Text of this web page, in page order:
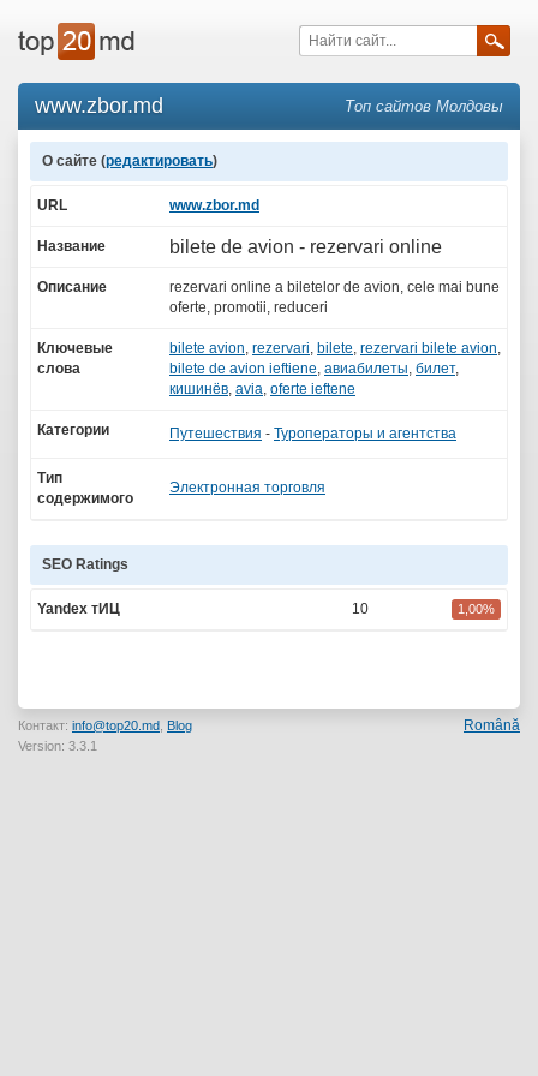
www.zbor.md Топ сайтов Молдовы
О сайте (редактировать)
URL www.zbor.md
Название bilete de avion - rezervari online
Описание
rezervari online a biletelor de avion, cele mai bune
oferte, promotii, reduceri
Ключевые
слова
bilete avion, rezervari, bilete, rezervari bilete avion,
bilete de avion ieftiene, авиабилеты, билет,
кишинёв, avia, oferte ieftene
Категории Путешествия - Туроператоры и агентства
Тип
содержимого
Электронная торговля
SEO Ratings
Yandex тИЦ 10 1,00%
Контакт: info@top20.md Blog
Version: 3.3.1
Română